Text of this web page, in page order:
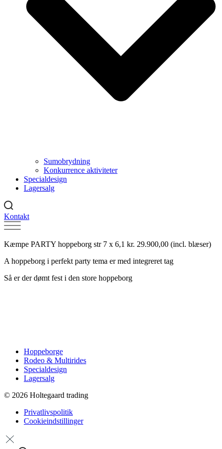
Sumobrydning
Konkurrence aktiviteter
Specialdesign
Lagersalg
Kontakt
Kæmpe PARTY hoppeborg str 7 x 6,1 kr. 29.900,00 (incl. blæser)
A hoppeborg i perfekt party tema er med integreret tag
Så er der dømt fest i den store hoppeborg
Hoppeborge
Rodeo & Multirides
Specialdesign
Lagersalg
© 2026 Holtegaard trading
Privatlivspolitik
Cookieindstillinger